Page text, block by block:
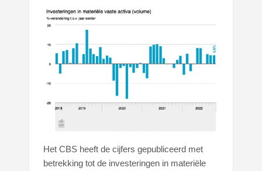
Het CBS heeft de cijfers gepubliceerd met
betrekking tot de investeringen in materiële